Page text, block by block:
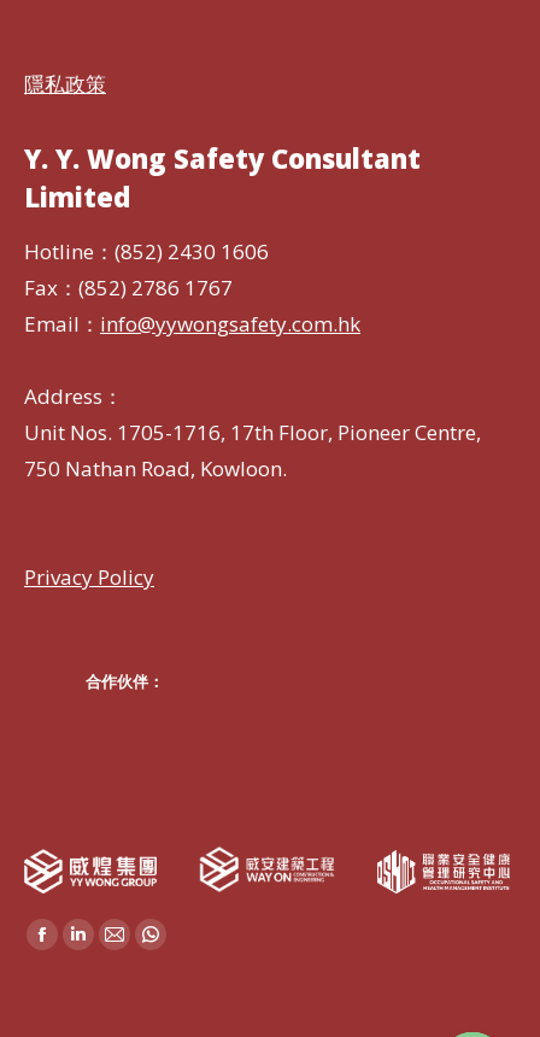
隱私政策
Y. Y. Wong Safety Consultant
Limited
Hotline：(852) 2430 1606
Fax：(852) 2786 1767
Email： info@yywongsafety.com.hk
Address：
Unit Nos. 1705-1716, 17th Floor, Pioneer Centre,
750 Nathan Road, Kowloon.
Privacy Policy
合作伙伴：
Find us on:
Facebook
Linkedin
MailWhatsapp